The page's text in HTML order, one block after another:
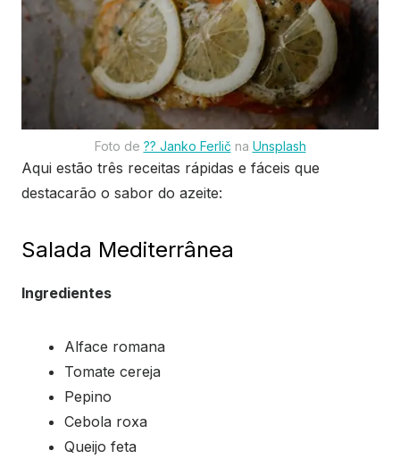
Foto de ?? Janko Ferlič na Unsplash
Aqui estão três receitas rápidas e fáceis que
destacarão o sabor do azeite:
Salada Mediterrânea
Ingredientes
Alface romana
Tomate cereja
Pepino
Cebola roxa
Queijo feta